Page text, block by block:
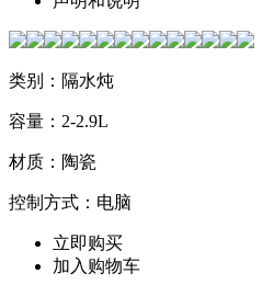
类别：隔水炖
容量：2-2.9L
材质：陶瓷
控制方式：电脑
立即购买
加入购物车